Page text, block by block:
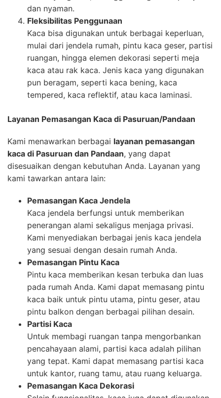
dan nyaman.
Fleksibilitas Penggunaan
Kaca bisa digunakan untuk berbagai keperluan,
mulai dari jendela rumah, pintu kaca geser, partisi
ruangan, hingga elemen dekorasi seperti meja
kaca atau rak kaca. Jenis kaca yang digunakan
pun beragam, seperti kaca bening, kaca
tempered, kaca reflektif, atau kaca laminasi.
Layanan Pemasangan Kaca di Pasuruan/Pandaan
Kami menawarkan berbagai layanan pemasangan
kaca di Pasuruan dan Pandaan, yang dapat
disesuaikan dengan kebutuhan Anda. Layanan yang
kami tawarkan antara lain:
Pemasangan Kaca Jendela
Kaca jendela berfungsi untuk memberikan
penerangan alami sekaligus menjaga privasi.
Kami menyediakan berbagai jenis kaca jendela
yang sesuai dengan desain rumah Anda.
Pemasangan Pintu Kaca
Pintu kaca memberikan kesan terbuka dan luas
pada rumah Anda. Kami dapat memasang pintu
kaca baik untuk pintu utama, pintu geser, atau
pintu balkon dengan berbagai pilihan desain.
Partisi Kaca
Untuk membagi ruangan tanpa mengorbankan
pencahayaan alami, partisi kaca adalah pilihan
yang tepat. Kami dapat memasang partisi kaca
untuk kantor, ruang tamu, atau ruang keluarga.
Pemasangan Kaca Dekorasi